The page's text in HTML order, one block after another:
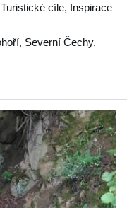
cíle, Inspirace
, Severní Čechy,